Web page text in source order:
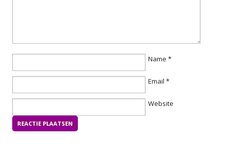
Name *
Email *
Website